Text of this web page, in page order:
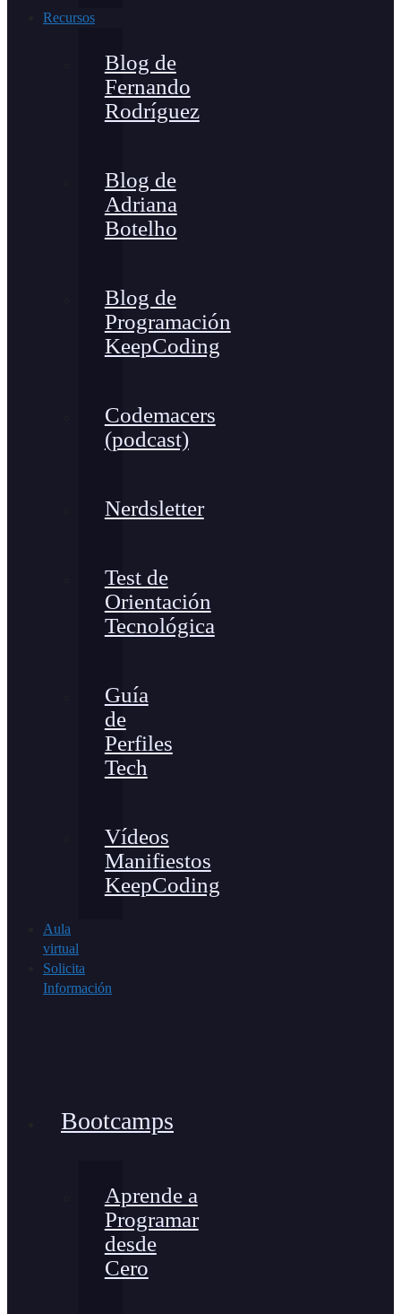
Recursos
Blog de
Fernando
Rodríguez
Blog de
Adriana
Botelho
Blog de
Programación
KeepCoding
Codemacers
(podcast)
Nerdsletter
Test de
Orientación
Tecnológica
Guía
de
Perfiles
Tech
Vídeos
Manifiestos
KeepCoding
Aula
virtual
Solicita
Información
Bootcamps
Aprende a
Programar
desde
Cero